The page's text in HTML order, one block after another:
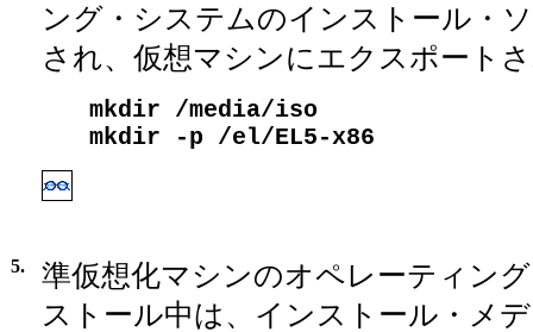
ング・システムのインストール・
され、仮想マシンにエクスポート
mkdir /media/iso
mkdir -p /el/EL5-x86
5.
準仮想化マシンのオペレーティン
ストール中は、インストール・メ